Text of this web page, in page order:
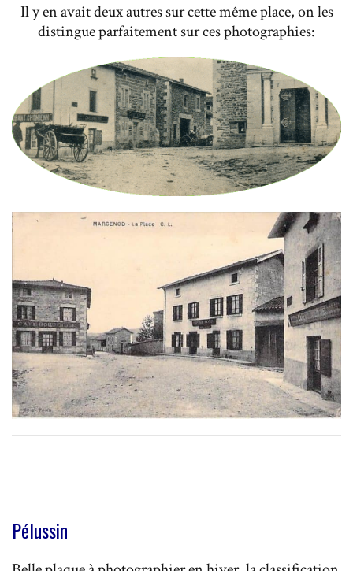
Il y en avait deux autres sur cette même place, on les
distingue parfaitement sur ces photographies:
Pélussin